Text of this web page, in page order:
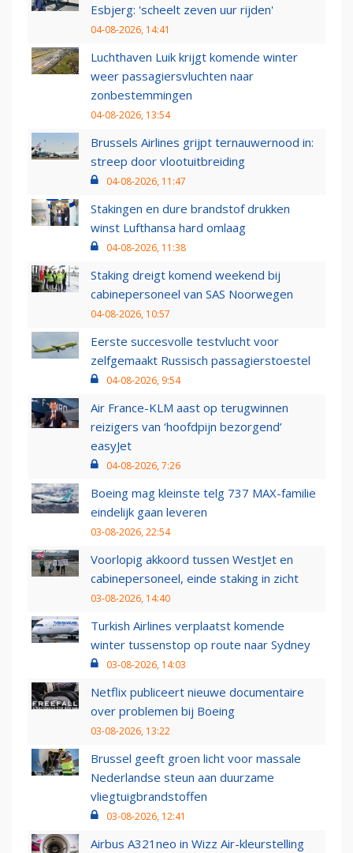
Esbjerg: 'scheelt zeven uur rijden'
04-08-2026, 14:41
Luchthaven Luik krijgt komende winter
weer passagiersvluchten naar
zonbestemmingen
04-08-2026, 13:54
Brussels Airlines grijpt ternauwernood in:
streep door vlootuitbreiding
04-08-2026, 11:47
Stakingen en dure brandstof drukken
winst Lufthansa hard omlaag
04-08-2026, 11:38
Staking dreigt komend weekend bij
cabinepersoneel van SAS Noorwegen
04-08-2026, 10:57
Eerste succesvolle testvlucht voor
zelfgemaakt Russisch passagierstoestel
04-08-2026, 9:54
Air France-KLM aast op terugwinnen
reizigers van ‘hoofdpijn bezorgend’
easyJet
04-08-2026, 7:26
Boeing mag kleinste telg 737 MAX-familie
eindelijk gaan leveren
03-08-2026, 22:54
Voorlopig akkoord tussen WestJet en
cabinepersoneel, einde staking in zicht
03-08-2026, 14:40
Turkish Airlines verplaatst komende
winter tussenstop op route naar Sydney
03-08-2026, 14:03
Netflix publiceert nieuwe documentaire
over problemen bij Boeing
03-08-2026, 13:22
Brussel geeft groen licht voor massale
Nederlandse steun aan duurzame
vliegtuigbrandstoffen
03-08-2026, 12:41
Airbus A321neo in Wizz Air-kleurstelling